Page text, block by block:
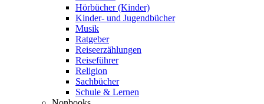
Hörbücher (Kinder)
Kinder- und Jugendbücher
Musik
Ratgeber
Reiseerzählungen
Reiseführer
Religion
Sachbücher
Schule & Lernen